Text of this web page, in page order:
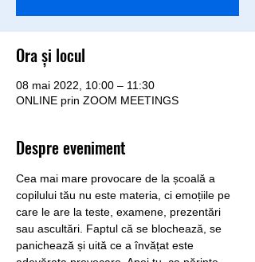
Ora și locul
08 mai 2022, 10:00 – 11:30
ONLINE prin ZOOM MEETINGS
Despre eveniment
Cea mai mare provocare de la școală a
copilului tău nu este materia, ci emoțiile pe
care le are la teste, examene, prezentări
sau ascultări. Faptul că se blochează, se
panichează și uită ce a învățat este